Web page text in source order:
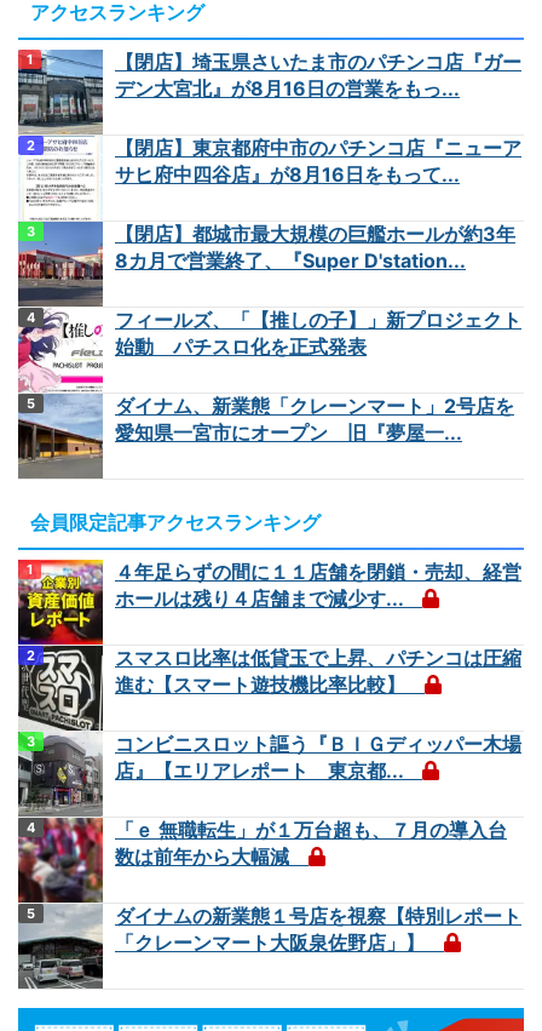
アクセスランキング
【閉店】埼玉県さいたま市のパチンコ店『ガー
デン大宮北』が8月16日の営業をもっ...
【閉店】東京都府中市のパチンコ店『ニューア
サヒ府中四谷店』が8月16日をもって...
【閉店】都城市最大規模の巨艦ホールが約3年
8カ月で営業終了、『Super D'station...
フィールズ、「【推しの子】」新プロジェクト
始動 パチスロ化を正式発表
ダイナム、新業態「クレーンマート」2号店を
愛知県一宮市にオープン 旧『夢屋一...
会員限定記事アクセスランキング
４年足らずの間に１１店舗を閉鎖・売却、経営
ホールは残り４店舗まで減少す...
スマスロ比率は低貸玉で上昇、パチンコは圧縮
進む【スマート遊技機比率比較】
コンビニスロット謳う『ＢＩＧディッパー木場
店』【エリアレポート 東京都...
「ｅ 無職転生」が１万台超も、７月の導入台
数は前年から大幅減
ダイナムの新業態１号店を視察【特別レポート
「クレーンマート大阪泉佐野店」】